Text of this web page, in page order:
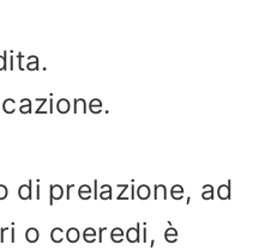
di prelazione, ad
o coeredi, è